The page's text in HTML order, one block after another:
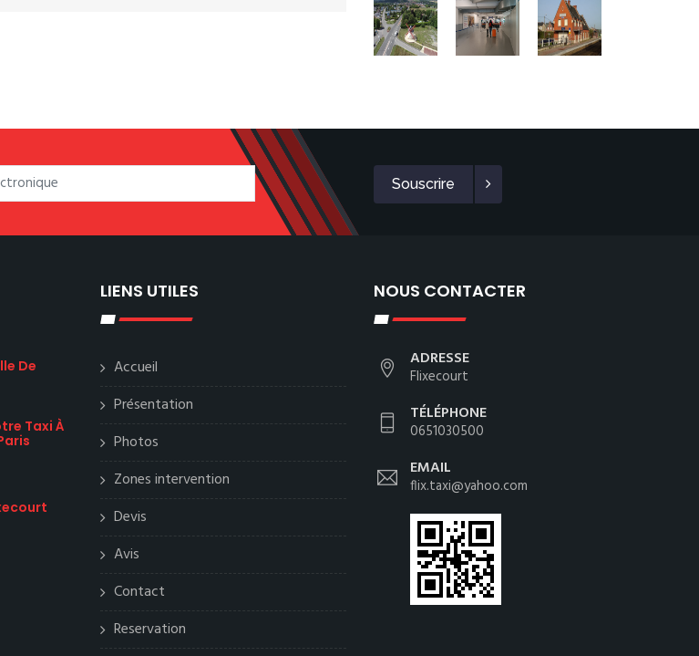
Souscrire
De
Taxi À
LIENS UTILES
Accueil
Présentation
Photos
Zones intervention
Devis
Avis
Contact
Reservation
NOUS CONTACTER
ADRESSE
Flixecourt
TÉLÉPHONE
0651030500
EMAIL
flix.taxi@yahoo.com